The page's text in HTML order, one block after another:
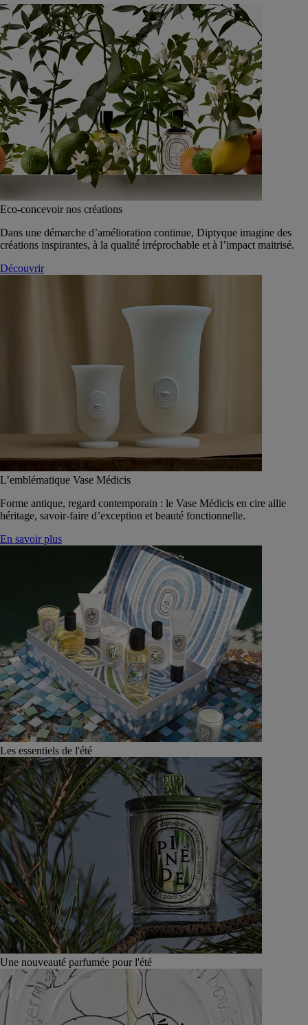
Eco-concevoir nos créations
Dans une démarche d’amélioration continue, Diptyque imagine des
créations inspirantes, à la qualité́ irréprochable et à l’impact maitrisé.
Découvrir
L’emblématique Vase Médicis
Forme antique, regard contemporain : le Vase Médicis en cire allie
héritage, savoir-faire d’exception et beauté fonctionnelle.
En savoir plus
Les essentiels de l'été
Une nouveauté parfumée pour l'été